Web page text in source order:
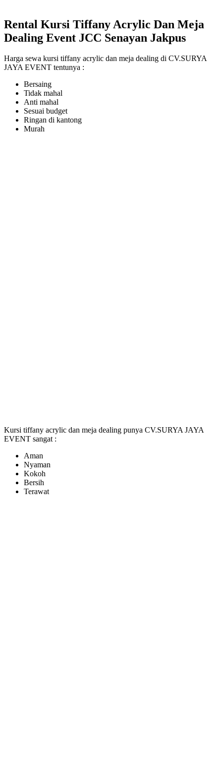
Rental Kursi Tiffany Acrylic Dan Meja
Dealing Event JCC Senayan Jakpus
Harga sewa kursi tiffany acrylic dan meja dealing di CV.SURYA
JAYA EVENT tentunya :
Bersaing
Tidak mahal
Anti mahal
Sesuai budget
Ringan di kantong
Murah
Kursi tiffany acrylic dan meja dealing punya CV.SURYA JAYA
EVENT sangat :
Aman
Nyaman
Kokoh
Bersih
Terawat